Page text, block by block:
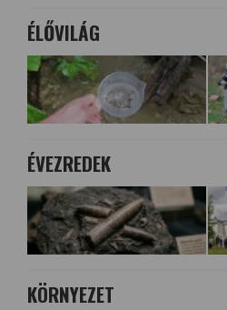
ÉLŐVILÁG
ÉVEZREDEK
KÖRNYEZET